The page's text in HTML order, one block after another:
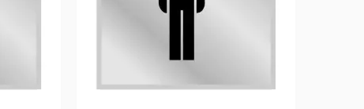
Купить в один клик